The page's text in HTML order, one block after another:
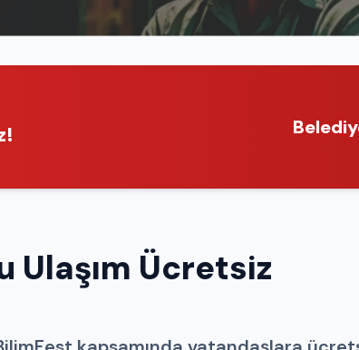
Ulaşım Ücretsiz